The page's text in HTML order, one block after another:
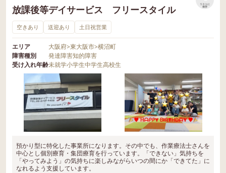
放課後等デイサービス フリースタイル
リストに
保存
空きあり 送迎あり 土日祝営業
エリア 大阪府>東大阪市>横沼町
障害種別
発達障害知的障害
受け入れ年齢未就学小学生中学生高校生
預かり型に特化した事業所になります。その中でも、作業療法士さんを
中心とし個別療育・集団療育を行っています。「できない」気持ちを
「やってみよう」の気持ちに楽しみながらいつの間にか「できてた」に
なれるよう支援しています。